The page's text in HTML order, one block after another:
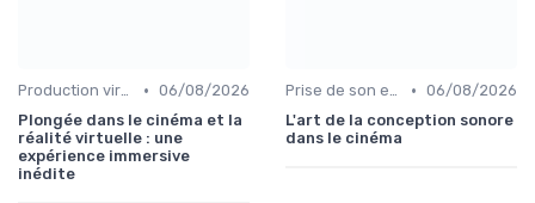
Production virtuelle et volumes LED • 06/08/2026
Plongée dans le cinéma et la
réalité virtuelle : une
expérience immersive
inédite
Prise de son et montage • 06/08/2026
L'art de la conception sonore
dans le cinéma